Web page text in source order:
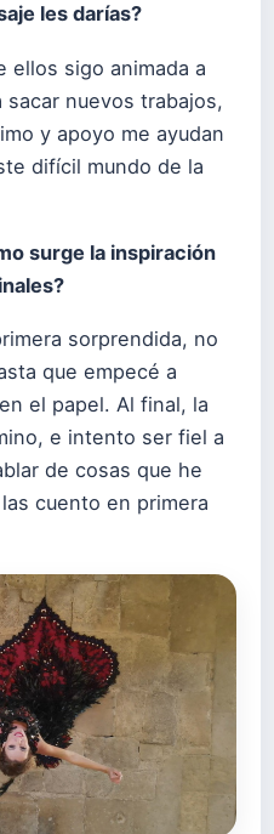
les darías?
ellos sigo animada a
nuevos trabajos,
y apoyo me ayudan
difícil mundo de la
surge la inspiración
sorprendida, no
que empecé a
el papel. Al final, la
e intento ser fiel a
de cosas que he
cuento en primera